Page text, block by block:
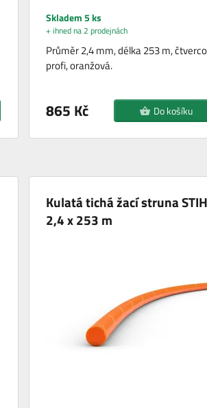
Skladem 5 ks
+ ihned na 2 prodejnách
Průměr 2,4 mm, délka 253 m,
profi, oranžová.
865 Kč Do košíku
Kulatá tichá žací struna
2,4 x 253 m